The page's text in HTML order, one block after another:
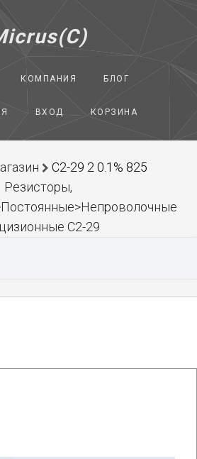
КОМПАНИЯ БЛОГ
ВХОД КОРЗИНА
С2-29 2 0.1% 825
Резисторы,
С2-29